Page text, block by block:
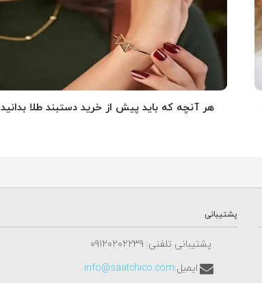
هر آنچه که باید پیش از خرید دستبند طلا بدانید
پشتیبانی
پشتیبانی تلفنی: ٠٩١٢٠٢٠٢٢٣٩
ایمیل:info@saatchico.com